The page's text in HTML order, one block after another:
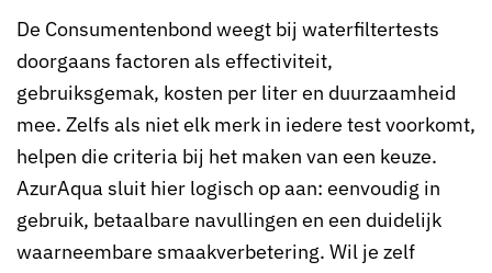
De Consumentenbond weegt bij waterfiltertests
doorgaans factoren als effectiviteit,
gebruiksgemak, kosten per liter en duurzaamheid
mee. Zelfs als niet elk merk in iedere test voorkomt,
helpen die criteria bij het maken van een keuze.
AzurAqua sluit hier logisch op aan: eenvoudig in
gebruik, betaalbare navullingen en een duidelijk
waarneembare smaakverbetering. Wil je zelf